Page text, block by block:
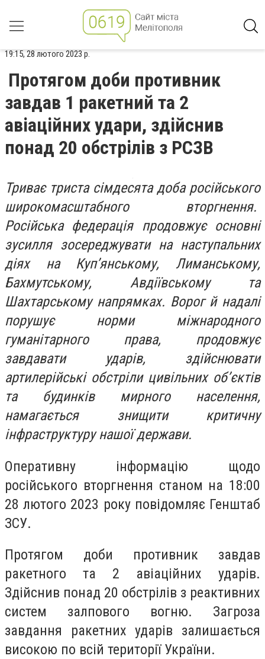
19:15, 28 лютого 2023 р.
Протягом доби противник
завдав 1 ракетний та 2
авіаційних удари, здійснив
понад 20 обстрілів з РСЗВ
Триває триста сімдесята доба російського
широкомасштабного вторгнення.
Російська федерація продовжує основні
зусилля зосереджувати на наступальних
діях на Куп’янському, Лиманському,
Бахмутському, Авдіївському та
Шахтарському напрямках. Ворог й надалі
порушує норми міжнародного
гуманітарного права, продовжує
завдавати ударів, здійснювати
артилерійські обстріли цивільних об’єктів
та будинків мирного населення,
намагається знищити критичну
інфраструктуру нашої держави.
Оперативну інформацію щодо
російського вторгнення станом на 18:00
28 лютого 2023 року повідомляє Генштаб
ЗСУ.
Протягом доби противник завдав
ракетного та 2 авіаційних ударів.
Здійснив понад 20 обстрілів з реактивних
систем залпового вогню. Загроза
завдання ракетних ударів залишається
високою по всій території України.